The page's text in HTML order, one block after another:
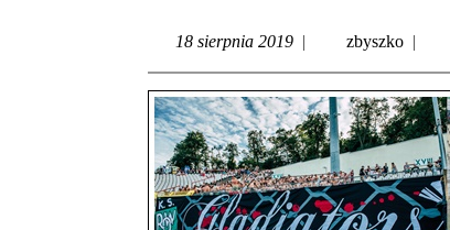
18 sierpnia 2019 | zbyszko |